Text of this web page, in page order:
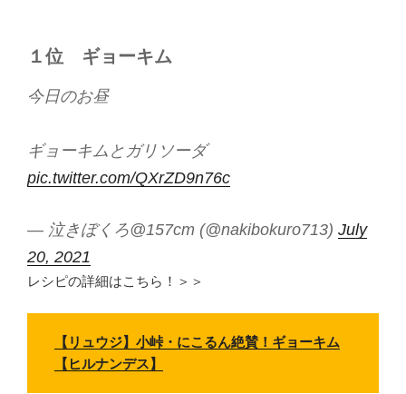
１位 ギョーキム
今日のお昼
ギョーキムとガリソーダ
pic.twitter.com/QXrZD9n76c
— 泣きぼくろ@157cm (@nakibokuro713) July
20, 2021
レシピの詳細はこちら！＞＞
【リュウジ】小峠・にこるん絶賛！ギョーキム
【ヒルナンデス】